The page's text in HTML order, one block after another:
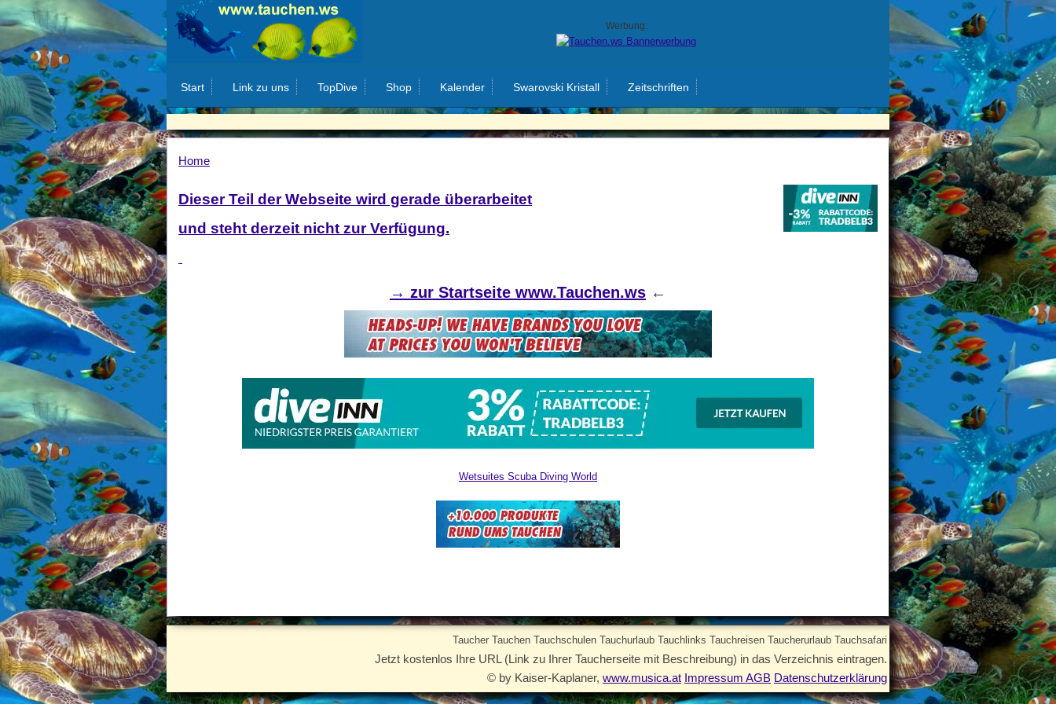
Werbung:
Start Link zu uns TopDive Shop Kalender Swarovski Kristall Zeitschriften
Home
Dieser Teil der Webseite wird gerade überarbeitet
und steht derzeit nicht zur Verfügung.
→ zur Startseite www.Tauchen.ws ←
Wetsuites Scuba Diving World
Taucher Tauchen Tauchschulen Tauchurlaub Tauchlinks Tauchreisen Taucherurlaub Tauchsafari
Jetzt kostenlos Ihre URL (Link zu Ihrer Taucherseite mit Beschreibung) in das Verzeichnis eintragen.
© by Kaiser-Kaplaner, www.musica.at Impressum AGB Datenschutzerklärung